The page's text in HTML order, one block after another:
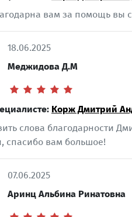
вам за помощь вы
18.06.2025
Меджидова Д.М
Корж Дмитрий
слова благодарности
спасибо вам большое!
07.06.2025
Аринц Альбина Ринатовна